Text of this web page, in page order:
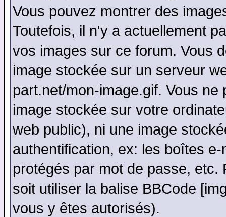
Vous pouvez montrer des
Toutefois, il n'y a actuellement
vos images sur ce forum. Vous
image stockée sur un serveur
part.net/mon-image.gif. Vous
image stockée sur votre
web public), ni une image
authentification, ex: les boîtes
protégés par mot de passe,
soit utiliser la balise BBCode
vous y êtes autorisés).